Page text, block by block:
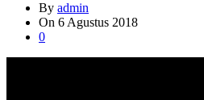
By admin
On 6 Agustus 2018
0